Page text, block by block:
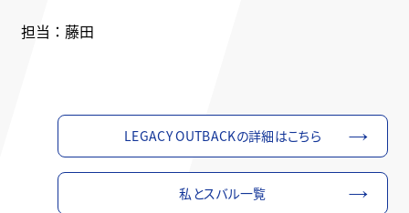
担当：藤田
LEGACY OUTBACKの詳細はこちら
私とスバル一覧